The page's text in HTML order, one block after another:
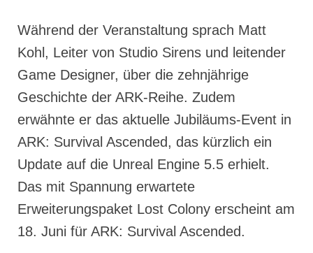
Während der Veranstaltung sprach Matt
Kohl, Leiter von Studio Sirens und leitender
Game Designer, über die zehnjährige
Geschichte der ARK-Reihe. Zudem
erwähnte er das aktuelle Jubiläums-Event in
ARK: Survival Ascended, das kürzlich ein
Update auf die Unreal Engine 5.5 erhielt.
Das mit Spannung erwartete
Erweiterungspaket Lost Colony erscheint am
18. Juni für ARK: Survival Ascended.